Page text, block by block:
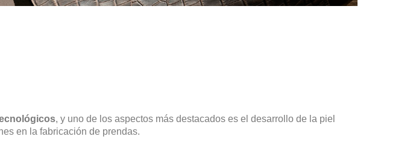
, y uno de los aspectos más destacados es el desarrollo de la piel
en la fabricación de prendas.